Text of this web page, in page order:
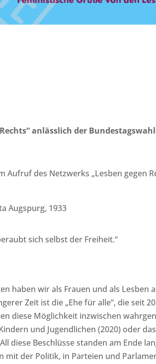
anlässlich der
des Netzwerks „Lesben gegen
Augspurg, 1933
sich selbst der Freiheit.“
haben wir als Frauen und als
Zeit ist die „Ehe für alle“, die seit
diese Möglichkeit inzwischen
und Jugendlichen (2020) oder
diese Beschlüsse standen am Ende
der Politik, in Parteien und